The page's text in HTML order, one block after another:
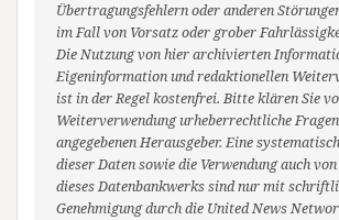
Übertragungsfehlern oder anderen
im Fall von Vorsatz oder grober
Die Nutzung von hier archivierten
Eigeninformation und redaktionellen
ist in der Regel kostenfrei. Bitte klären Sie
Weiterverwendung urheberrechtliche
angegebenen Herausgeber. Eine
dieser Daten sowie die Verwendung auch
dieses Datenbankwerks sind nur mit
Genehmigung durch die United News